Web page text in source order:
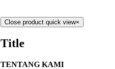
Close product quick view×
Title
TENTANG KAMI